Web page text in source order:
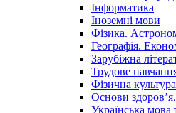
Інформатика
Іноземні мови
Фізика.
Географія.
Зарубіжна
Трудове
Фізична культура
Основи
Українська мова